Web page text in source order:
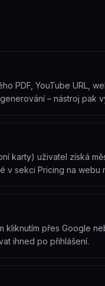
PDF, YouTube URL,
– nástroj pak
karty) uživatel získá
v sekci Pricing na webu
přes Google
ihned po přihlášení.